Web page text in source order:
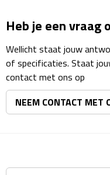
Reisstekkers
Reissetjes
Paspoorthouders
Heb je een vraag
Wellicht staat jouw
of specificaties. Staat
contact met ons op
NEEM CONTACT MET